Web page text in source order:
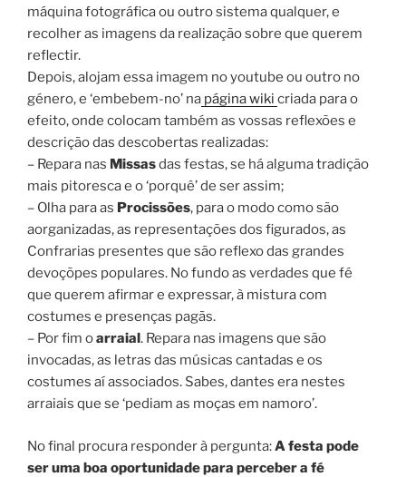
máquina fotográfica ou outro sistema qualquer, e
recolher as imagens da realização sobre que querem
reflectir.
Depois, alojam essa imagem no youtube ou outro no
género, e ‘embebem-no’ na página wiki criada para o
efeito, onde colocam também as vossas reflexões e
descrição das descobertas realizadas:
– Repara nas Missasdas festas, se há alguma tradição
mais pitoresca e o ‘porquê’ de ser assim;
– Olha para as Procissões, para o modo como são
aorganizadas, as representações dos figurados, as
Confrarias presentes que são reflexo das grandes
devoçõpes populares. No fundo as verdades que fé
que querem afirmar e expressar, à mistura com
costumes e presenças pagãs.
– Por fim oarraial. Repara nas imagens que são
invocadas, as letras das músicas cantadas e os
costumes aí associados. Sabes, dantes era nestes
arraiais que se ‘pediam as moças em namoro’.
No final procura responder à pergunta:A festa pode
ser uma boa oportunidade para perceber a fé